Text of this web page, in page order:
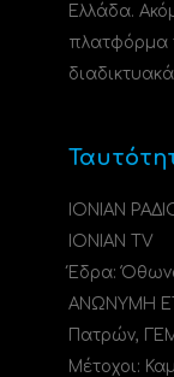
Ελλάδα.
πλατφόρμα
ΙΟΝΙΑΝ
IONIAN TV
Έδρα:
ΑΝΩΝΥΜΗ
Πατρών,
Μέτοχοι: